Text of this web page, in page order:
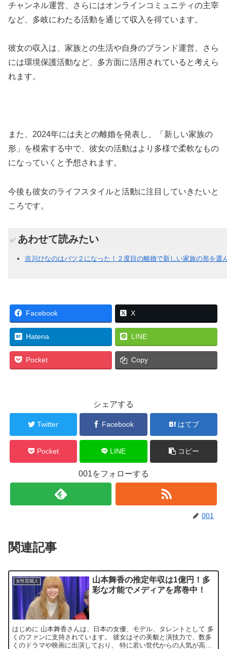
チャンネル運営、さらにはオンラインコミュニティの主宰
など、多岐にわたる活動を通じて収入を得ています。
彼女の収入は、家族との生活や自身のブランド運営、さら
には環境保護活動など、多方面に活用されていると考えら
れます。
また、2024年には夫との離婚を発表し、「新しい家族の
形」を模索する中で、彼女の活動はより多様で柔軟なもの
になっていくと予想されます。
今後も彼女のライフスタイルと活動に注目していきたいと
ころです。
✅ あわせて読みたい
吉川ひなのはバツ２になった！２度目の離婚で新しい家族の形を選
Facebook X
Hatena LINE
Pocket Copy
シェアする
Twitter Facebook はてブ
Pocket LINE コピー
001をフォローする
001
関連記事
女性芸能人
山本舞香の推定年収は1億円！多
彩な才能でメディアを席巻中！
はじめに 山本舞香さんは、日本の女優、モデル、タレントとして 多
くのファンに支持されています。 彼女はその美貌と演技力で、数多
くのドラマや映画に出演しており、 特に若い世代からの人気が高い